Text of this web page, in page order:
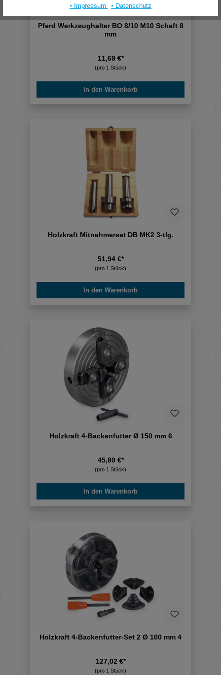
Pferd Werkzeughalter BO 8/10 M10 Schaft 8
mm
11,69 €*
(pro 1 Stück)
In den Warenkorb
Holzkraft Mitnehmerset DB MK2 3-tlg.
51,94 €*
(pro 1 Stück)
In den Warenkorb
Holzkraft 4-Backenfutter Ø 150 mm 6
45,89 €*
(pro 1 Stück)
In den Warenkorb
Holzkraft 4-Backenfutter-Set 2 Ø 100 mm 4
127,02 €*
(pro 1 Stück)
⦁ Impressum ⦁ Datenschutz